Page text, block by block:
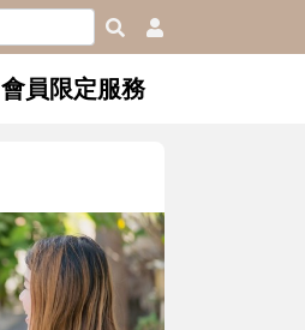
會員限定服務